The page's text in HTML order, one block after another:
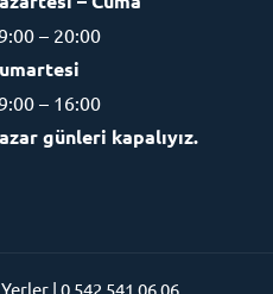
– 20:00
– 16:00
günleri kapalıyız.
| 0 542 541 06 06